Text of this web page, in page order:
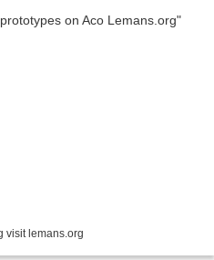
visit lemans.org